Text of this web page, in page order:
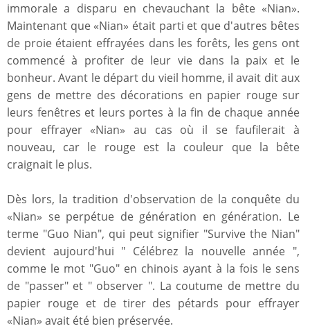
immorale a disparu en chevauchant la bête «Nian».
Maintenant que «Nian» était parti et que d'autres bêtes
de proie étaient effrayées dans les forêts, les gens ont
commencé à profiter de leur vie dans la paix et le
bonheur. Avant le départ du vieil homme, il avait dit aux
gens de mettre des décorations en papier rouge sur
leurs fenêtres et leurs portes à la fin de chaque année
pour effrayer «Nian» au cas où il se faufilerait à
nouveau, car le rouge est la couleur que la bête
craignait le plus.
Dès lors, la tradition d'observation de la conquête du
«Nian» se perpétue de génération en génération. Le
terme "Guo Nian", qui peut signifier "Survive the Nian"
devient aujourd'hui " Célébrez la nouvelle année ",
comme le mot "Guo" en chinois ayant à la fois le sens
de "passer" et " observer ". La coutume de mettre du
papier rouge et de tirer des pétards pour effrayer
«Nian» avait été bien préservée.